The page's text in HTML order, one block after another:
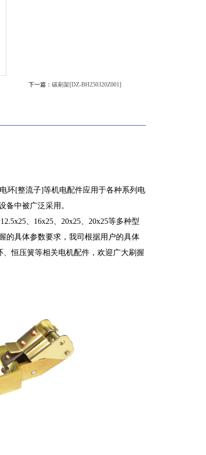
下一篇： 碳刷架[DZ-BH250320Z001]
环[整流子]等机电配件应用于各种系列电
备中被广泛采用。
、16x25、20x25、20x25等多种型
的具体参数要求，我司根据用户的具体
、恒压簧等相关电机配件，欢迎广大刷握